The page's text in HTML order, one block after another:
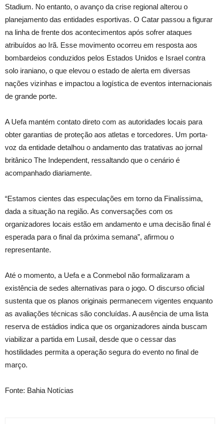
Stadium. No entanto, o avanço da crise regional alterou o
planejamento das entidades esportivas. O Catar passou a figurar
na linha de frente dos acontecimentos após sofrer ataques
atribuídos ao Irã. Esse movimento ocorreu em resposta aos
bombardeios conduzidos pelos Estados Unidos e Israel contra
solo iraniano, o que elevou o estado de alerta em diversas
nações vizinhas e impactou a logística de eventos internacionais
de grande porte.
A Uefa mantém contato direto com as autoridades locais para
obter garantias de proteção aos atletas e torcedores. Um porta-
voz da entidade detalhou o andamento das tratativas ao jornal
britânico The Independent, ressaltando que o cenário é
acompanhado diariamente.
“Estamos cientes das especulações em torno da Finalíssima,
dada a situação na região. As conversações com os
organizadores locais estão em andamento e uma decisão final é
esperada para o final da próxima semana”, afirmou o
representante.
Até o momento, a Uefa e a Conmebol não formalizaram a
existência de sedes alternativas para o jogo. O discurso oficial
sustenta que os planos originais permanecem vigentes enquanto
as avaliações técnicas são concluídas. A ausência de uma lista
reserva de estádios indica que os organizadores ainda buscam
viabilizar a partida em Lusail, desde que o cessar das
hostilidades permita a operação segura do evento no final de
março.
Fonte: Bahia Notícias